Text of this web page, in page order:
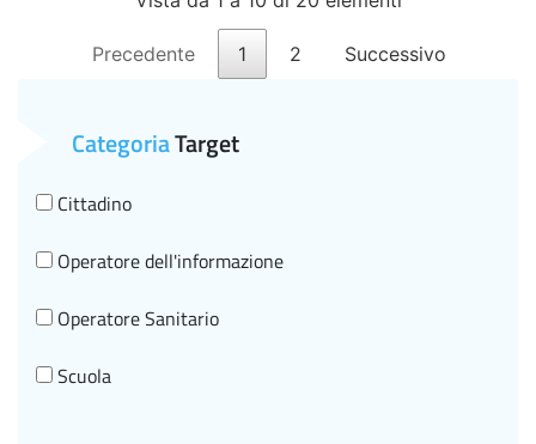
Precedente 1 2 Successivo
CategoriaTarget
Cittadino
Operatore dell'informazione
Operatore Sanitario
Scuola